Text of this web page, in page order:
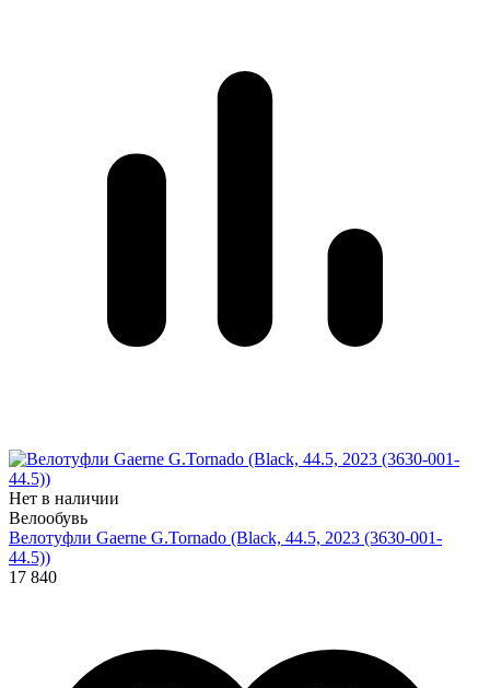
Нет в наличии
Велообувь
Велотуфли Gaerne G.Tornado (Black, 44.5, 2023 (3630-001-
44.5))
17 840